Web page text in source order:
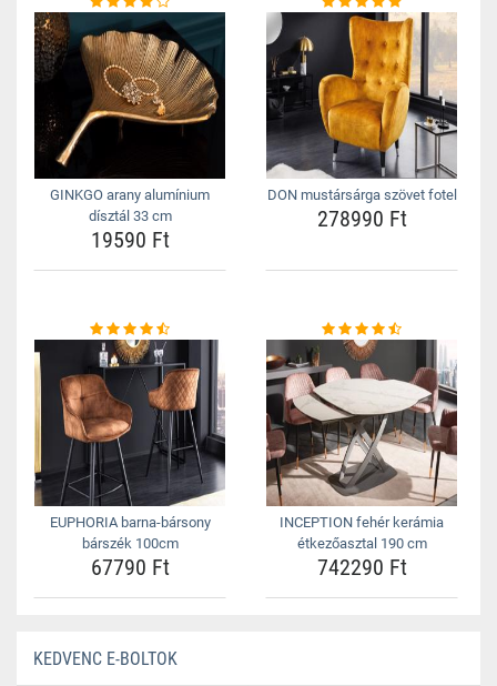
GINKGO arany alumínium
dísztál 33 cm
19590 Ft
DON mustársárga szövet fotel
278990 Ft
EUPHORIA barna-bársony
bárszék 100cm
67790 Ft
INCEPTION fehér kerámia
étkezőasztal 190 cm
742290 Ft
KEDVENC E-BOLTOK